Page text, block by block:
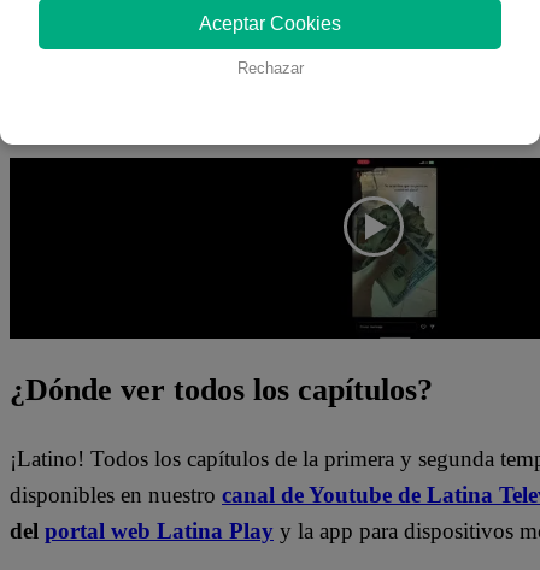
Goñi fue la segunda eliminada de la noche del
otorgado por el jurado
¿Dónde ver todos los capítulos?
¡Latino! Todos los capítulos de la primera y segunda
disponibles en nuestro canal de Youtube de Latina
del portal web Latina Play y la app para dispositivos
Aceptar Cookies
Rechazar